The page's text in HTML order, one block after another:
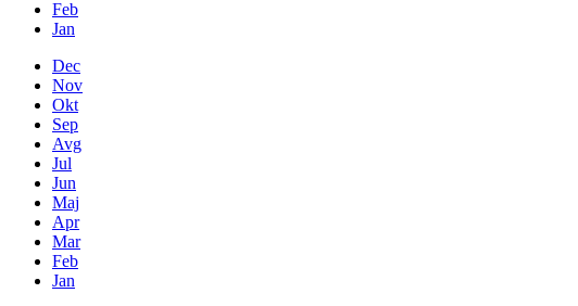
Feb
Jan
Dec
Nov
Okt
Sep
Avg
Jul
Jun
Maj
Apr
Mar
Feb
Jan